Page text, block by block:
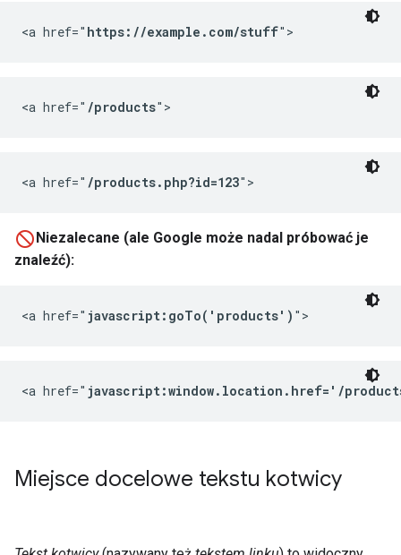
<a href=" https://example.com/stuff">
<a href=" /products">
<a href=" /products.php?id=123">
Niezalecane (ale Google może nadal próbować je
znaleźć):
<a href=" javascript:goTo('products') ">
<a href=" javascript:window.location.href='/
Miejsce docelowe tekstu kotwicy